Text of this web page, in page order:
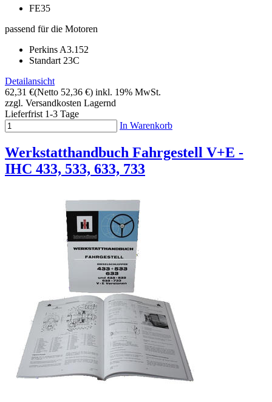
FE35
passend für die Motoren
Perkins A3.152
Standart 23C
Detailansicht
62,31 €(Netto 52,36 €) inkl. 19% MwSt.
zzgl. Versandkosten Lagernd
Lieferfrist 1-3 Tage
In Warenkorb
Werkstatthandbuch Fahrgestell V+E -
IHC 433, 533, 633, 733